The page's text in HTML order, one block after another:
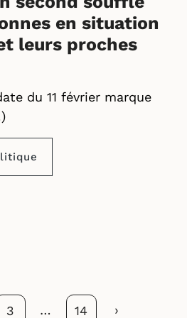
en situation
leurs proches
du 11 février marque
3 … 14 Suivant
›